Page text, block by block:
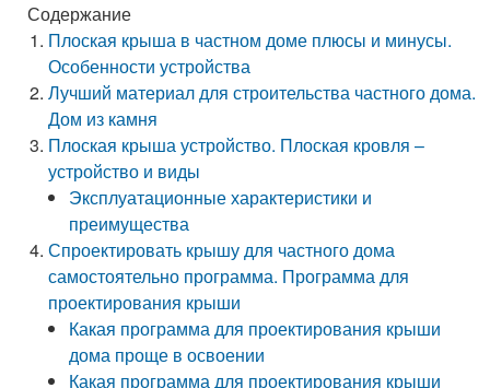
Содержание
Плоская крыша в частном доме плюсы и минусы.
Особенности устройства
Лучший материал для строительства частного дома.
Дом из камня
Плоская крыша устройство. Плоская кровля –
устройство и виды
Эксплуатационные характеристики и
преимущества
Спроектировать крышу для частного дома
самостоятельно программа. Программа для
проектирования крыши
Какая программа для проектирования крыши
дома проще в освоении
Какая программа для проектирования крыши